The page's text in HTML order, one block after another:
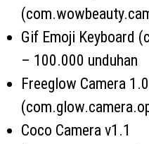
Gif Emoji Keyboard
– 100.000 unduhan
Freeglow Camera
Coco Camera v1.1